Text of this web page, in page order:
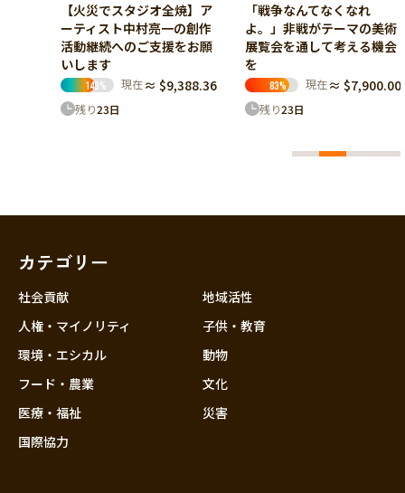
「戦争なんてなくなれ
よ。」非戦がテーマの美術
展覧会を通して考える機会
を
83% 現在 ≈ $7,900.00
残り23日
日本の書とその素晴らしい
意味を後世に残したい！黎
明会書簡書籍出版プロジェ
クト
249% 現在 ≈ $7,893.68
残り23日
カテゴリー
社会貢献
人権・マイノリティ
環境・エシカル
フード・農業
医療・福祉
国際協力
地域活性
子供・教育
動物
文化
災害